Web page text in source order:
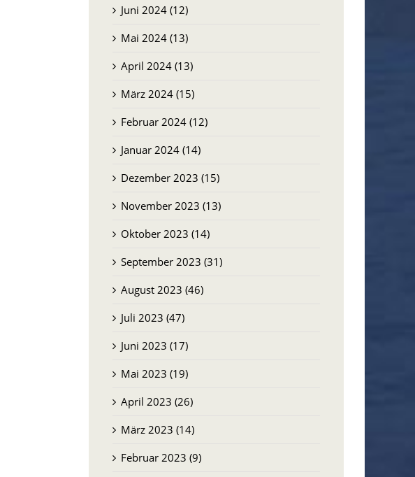
Juni 2024 (12)
Mai 2024 (13)
April 2024 (13)
März 2024 (15)
Februar 2024 (12)
Januar 2024 (14)
Dezember 2023 (15)
November 2023 (13)
Oktober 2023 (14)
September 2023 (31)
August 2023 (46)
Juli 2023 (47)
Juni 2023 (17)
Mai 2023 (19)
April 2023 (26)
März 2023 (14)
Februar 2023 (9)